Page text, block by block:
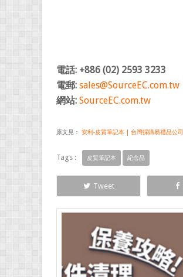
電話: +886 (02) 2593 3233
電郵: sales@SourceEC.com.tw
網站: SourceEC.com.tw
原文見： 安利-皮質筆記本 | 台灣採購易禮品公
Tags : 皮質筆記本 紀念品
Tweet